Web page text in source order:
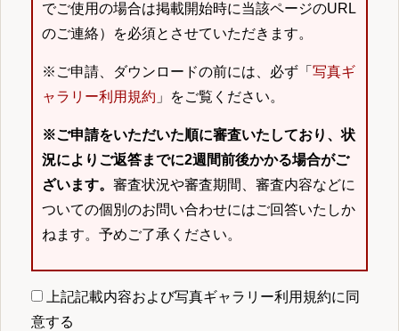
でご使用の場合は掲載開始時に当該ページのURL
のご連絡）を必須とさせていただきます。
※ご申請、ダウンロードの前には、必ず「 写真ギ
ャラリー利用規約 」をご覧ください。
※ご申請をいただいた順に審査いたしており、状
況によりご返答までに2週間前後かかる場合がご
ざいます。 審査状況や審査期間、審査内容などに
ついての個別のお問い合わせにはご回答いたしか
ねます。予めご了承ください。
上記記載内容および写真ギャラリー利用規約に同
意する